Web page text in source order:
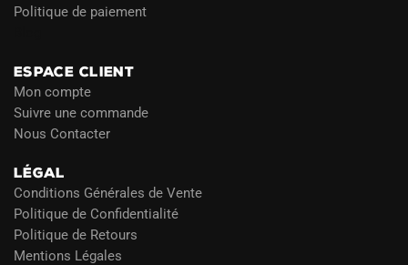
Politique de paiement
ESPACE CLIENT
Mon compte
Suivre une commande
Nous Contacter
LÉGAL
Conditions Générales de Vente
Politique de Confidentialité
Politique de Retours
Mentions Légales